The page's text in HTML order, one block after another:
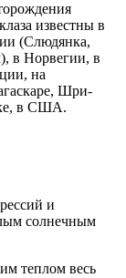
известны в
(Слюдянка,
в Норвегии, в
на
Шри-
в США.
и
солнечным
теплом весь